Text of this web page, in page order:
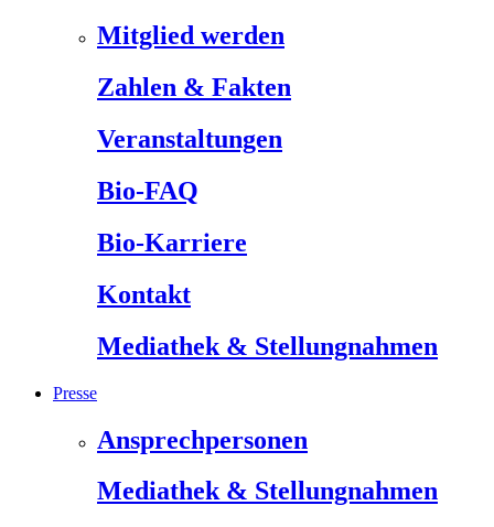
Mitglied werden
Zahlen & Fakten
Veranstaltungen
Bio-FAQ
Bio-Karriere
Kontakt
Mediathek & Stellungnahmen
Presse
Ansprechpersonen
Mediathek & Stellungnahmen